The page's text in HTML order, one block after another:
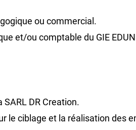
ou commercial.
et/ou comptable du GIE
DR Creation.
le ciblage et la réalisation des